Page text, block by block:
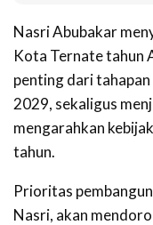
Nasri Abubakar
Kota Ternate tahun
penting dari
2029, sekaligus
mengarahkan
tahun.
Prioritas
Nasri, akan